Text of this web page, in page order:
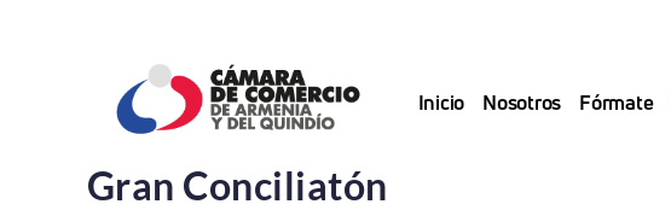
Inicio Nosotros Fórmate
Gran Conciliatón